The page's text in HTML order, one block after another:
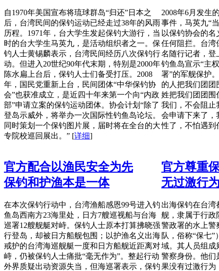
自1970年美国宣布将琉球群岛“归还”日本之
后，台湾民间的保钓运动已经走过38年的风雨
历程。1971年，台大学生发起保钓大游行，当
时的台大学生马英九，是活动组织者之一。保
钓人士黄锡麟表示，台湾民间经历八次保钓行
动。但进入20世纪90年代末期，特别是2000年
陈水扁上台后，保钓人士们备受打压。2008
年，国民党重新上台，民间团体“中华保钓协
会”也获准成立，是近四十年来第一个向“内政
部”申请立案的保钓运动团体。协会计划“除了
登岛示威外，将举办一次国际性钓鱼岛论坛。
同时策划一个保钓图片展，届时将在全台的大
专院校巡回展出。” [详细]
2008年6月发生
事件，马英九“
以保钓协会的
任何阻拦。台湾
名随行记者，登
钓鱼岛宣示“主
署”的军舰保护
的人把我们团团
姓把我们团团围
我们，不会阻止
会申请下来了，
性了，不怕遇到
官方配合以渔民安全为先
保钓和护渔本是一体
在本次保钓行动中，台湾渔船感恩99号进入钓
鱼岛西南方23海里处，日方7艘巡视船与台海
巡署12艘舰艇对峙。保钓人士原本打算拂晓强
行登岛，却被日方船舰包围；以护渔名义出海
戒护的台湾海巡舰艇一度和日方船舰近距离对
峙，仍被保钓人士痛批“毫无作为”。整起行动
外界质疑出动资源失当，但海巡署表示，保钓
官方尊重
无过激行
出海保钓在台湾
舰，隶属于行政
警政署的水上警
队，俗称“保七
域。其人员组成
警察身份。他们
果没有过激行为